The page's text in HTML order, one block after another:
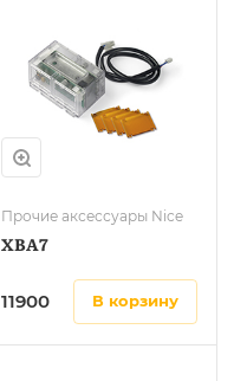
Прочие аксессуары Nice
XBA7
11900 в корзину